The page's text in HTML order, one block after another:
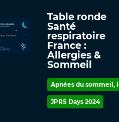
Table ronde
Santé
respiratoire
France :
Allergies &
Sommeil
Apnées du sommeil,
JPRS Days 2024